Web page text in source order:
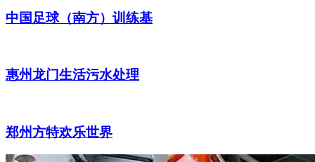
中国足球（南方）训练基
惠州龙门生活污水处理
郑州方特欢乐世界